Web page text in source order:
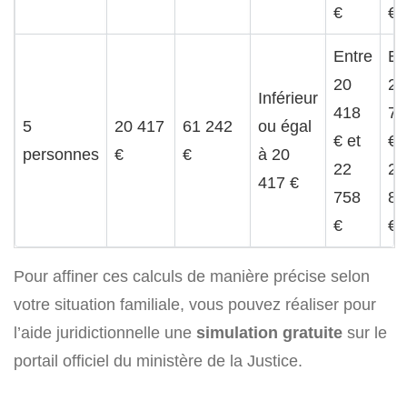
€
€
5
personnes
20 417
€
61 242
€
Inférieur
ou égal
à 20
417 €
Entre
20
418
€ et
22
758
€
22
€
26
€
Pour affiner ces calculs de manière précise selon
votre situation familiale, vous pouvez réaliser pour
l’aide juridictionnelle une simulation gratuite sur le
portail officiel du ministère de la Justice.